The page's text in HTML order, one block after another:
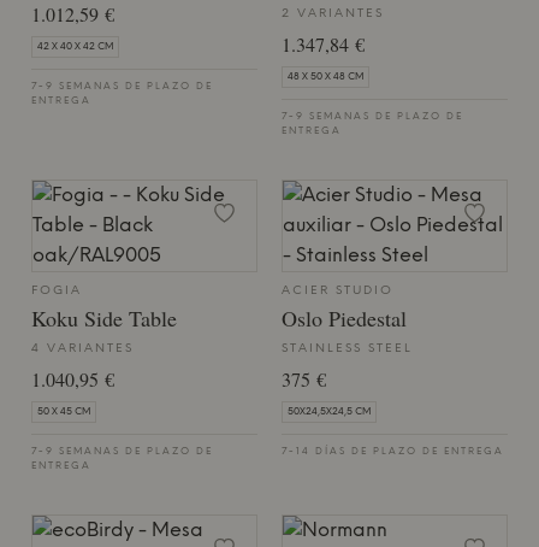
1.012,59 €
42 X 40 X 42 CM
7-9 SEMANAS DE PLAZO DE
ENTREGA
2 VARIANTES
1.347,84 €
48 X 50 X 48 CM
7-9 SEMANAS DE PLAZO DE
ENTREGA
FOGIA
Koku Side Table
4 VARIANTES
1.040,95 €
50 X 45 CM
7-9 SEMANAS DE PLAZO DE
ENTREGA
ACIER STUDIO
Oslo Piedestal
STAINLESS STEEL
375 €
50X24,5X24,5 CM
7-14 DÍAS DE PLAZO DE ENTREGA